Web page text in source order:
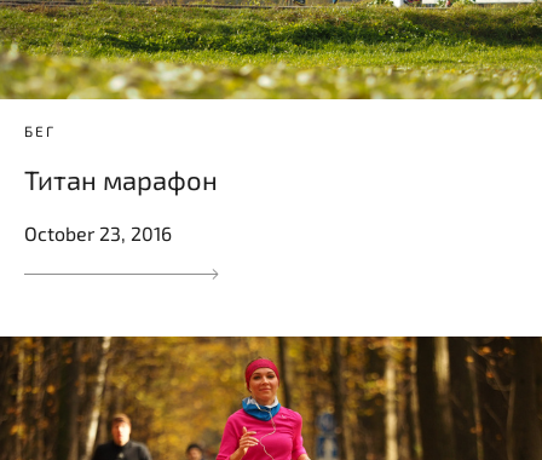
БЕГ
Титан марафон
October 23, 2016